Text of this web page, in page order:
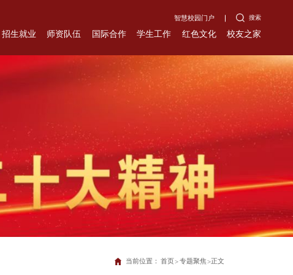
智慧校园门户 搜索
招生就业 师资队伍 国际合作 学生工作 红色文化 校友之家
当前位置： 首页>专题聚焦>正文